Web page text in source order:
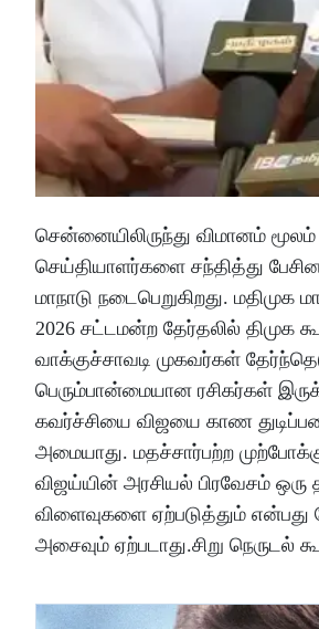
சென்னையிலிருந்து விமானம்
செய்தியாளர்களை சந்தித்து
மாநாடு நடைபெறுகிறது. மதிமுக
2026 சட்டமன்ற தேர்தலில் திமுக
வாக்குச்சாவடி முகவர்கள்
பெரும்பான்மையான ரசிகர்கள்
கவர்ச்சியை விஜயை காண
அமையாது. மதச்சார்பற்ற
விஜய்யின் அரசியல் பிரவேசம்
விளைவுகளை ஏற்படுத்தும் என்பது
அசைவும் ஏற்படாது.சிறு நெருடல்